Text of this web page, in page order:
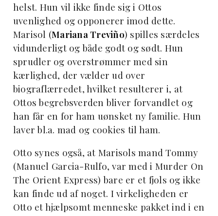
helst. Hun vil ikke finde sig i Ottos
uvenlighed og opponerer imod dette.
Marisol (Mariana Treviño) spilles særdeles
vidunderligt og både godt og sødt. Hun
sprudler og overstrømmer med sin
kærlighed, der vælder ud over
biograflærredet, hvilket resulterer i, at
Ottos begrebsverden bliver forvandlet og
han får en for ham uønsket ny familie. Hun
laver bl.a. mad og cookies til ham.
Otto synes også, at Marisols mand Tommy
(Manuel Garcia-Rulfo, var med i Murder On
The Orient Express) bare er et fjols og ikke
kan finde ud af noget. I virkeligheden er
Otto et hjælpsomt menneske pakket ind i en